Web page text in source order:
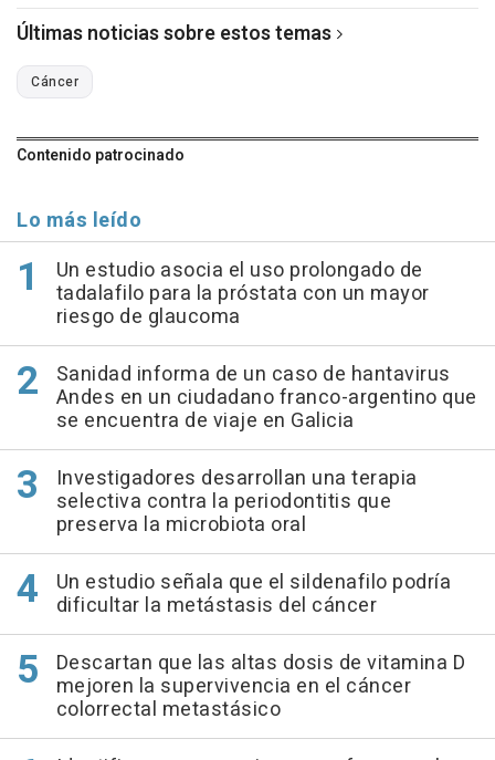
Últimas noticias sobre estos temas
Cáncer
Contenido patrocinado
Lo más leído
Un estudio asocia el uso prolongado de
tadalafilo para la próstata con un mayor
riesgo de glaucoma
Sanidad informa de un caso de hantavirus
Andes en un ciudadano franco-argentino que
se encuentra de viaje en Galicia
Investigadores desarrollan una terapia
selectiva contra la periodontitis que
preserva la microbiota oral
Un estudio señala que el sildenafilo podría
dificultar la metástasis del cáncer
Descartan que las altas dosis de vitamina D
mejoren la supervivencia en el cáncer
colorrectal metastásico